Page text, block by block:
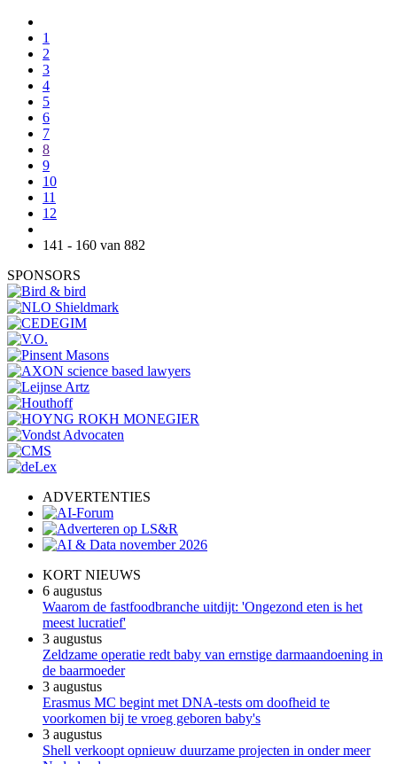
1
2
3
4
5
6
7
8
9
10
11
12
141 - 160 van 882
SPONSORS
ADVERTENTIES
KORT NIEUWS
6 augustus
Waarom de fastfoodbranche uitdijt: 'Ongezond eten is het
meest lucratief'
3 augustus
Zeldzame operatie redt baby van ernstige darmaandoening in
de baarmoeder
3 augustus
Erasmus MC begint met DNA-tests om doofheid te
voorkomen bij te vroeg geboren baby's
3 augustus
Shell verkoopt opnieuw duurzame projecten in onder meer